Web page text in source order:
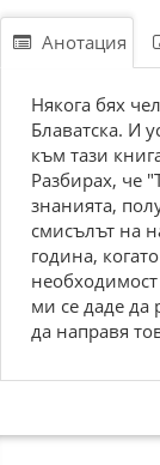
Анотация
Някога бях
Блаватска. И
към тази
Разбирах, че
знанията,
смисълът на
година,
ми се даде да
да направя